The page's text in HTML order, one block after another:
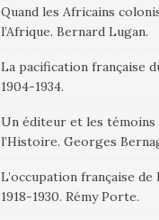
Quand les Africains
l’Afrique. Bernard Lugan.
La pacification française
1904-1934.
Un éditeur et les témoins
l’Histoire. Georges
L’occupation française de
1918-1930. Rémy Porte.